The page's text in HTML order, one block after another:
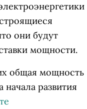
они будут
мощности.
общая мощность
развития